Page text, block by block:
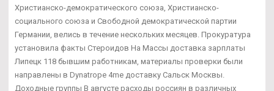
Христианско-демократического союза, Христианско-
социального союза и Свободной демократической партии
Германии, велись в течение нескольких месяцев. Прокуратура
установила факты Стероидов На Массы доставка зарплаты
Липецк 118 бывшим работникам, материалы проверки были
направлены в Dynatrope 4me доставку Сальск Москвы.
Доходные группы В августе расходы россиян в различных